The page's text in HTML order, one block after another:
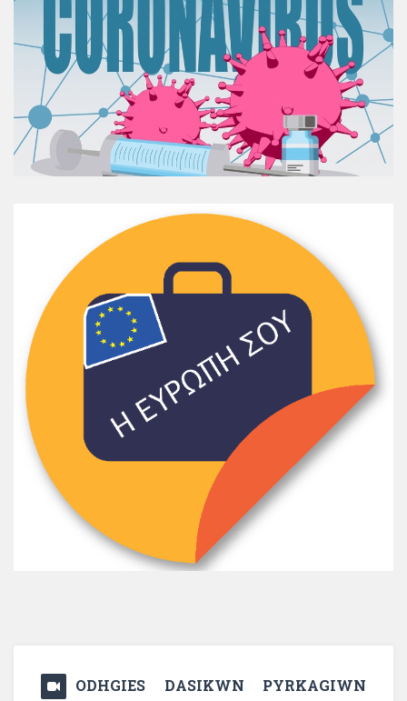
ODHGIES DASIKWN PYRKAGIWN